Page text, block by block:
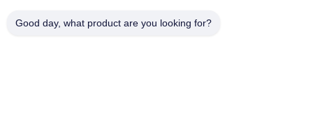
テレ
Good day, what product are you looking for?